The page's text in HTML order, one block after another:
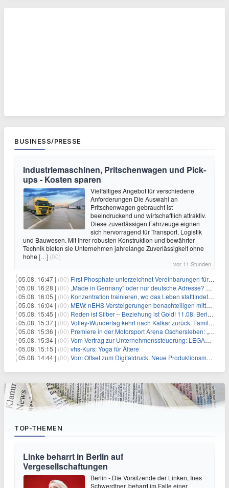
BUSINESS/PRESSE
Industriemaschinen, Pritschenwagen und Pick-
ups - Kosten sparen
Vielfältiges Angebot für verschiedene
Anforderungen Die Auswahl an
Pritschenwagen gebraucht ist
beeindruckend und wirtschaftlich attraktiv.
Diese zuverlässigen Fahrzeuge eignen
sich hervorragend für Transport, Logistik
und Bauwesen. Mit ihrer robusten Konstruktion und bewährter
Technik bieten sie Unternehmen jahrelange Zuverlässigkeit ohne
hohe […] (00)
vor 11 Stunden
05.08. 16:47 | (00) First Phosphate unterzeichnet Vereinbarungen für nicht zu refundierende Zuwendungen in Höhe von 4,84 Mio. $ von der kanadischen Regierung für Straßeninfrastruktur und Stromübertragungsleitungen
05.08. 16:28 | (00) „Made in Germany“ oder nur deutsche Adresse? So erkennen Sie, wo Ihre Leiterplatten wirklich gefertigt werden
05.08. 16:05 | (00) Konzentration trainieren, wo das Leben stattfindet: Mobile EEG-Technologie bringt Neurofeedback in den Alltag
05.08. 16:04 | (00) MEW: nEHS-Versteigerungen benachteiligen mittelständische Unternehmen
05.08. 15:45 | (00) Reden ist Silber – Beziehung ist Gold! 11.08. Berlin – 18:30 Uhr
05.08. 15:37 | (00) Volley-Wundertag kehrt nach Kalkar zurück: Familien-Event verbindet Sport und Freizeitpark-Erlebnis
05.08. 15:36 | (00) Premiere in der Motorsport Arena Oschersleben: „Tage des Donners – die Börde bebt“ feiert ostdeutsche Fahrzeugkultur
05.08. 15:34 | (00) Vom Vertrag zur Unternehmenssteuerung: LEGANTA® stellt neues NIS2-Scoremodell für die Bewertung kritischer Verträge vor
05.08. 15:15 | (00) vhs-Kurs: Yoga für Ältere
05.08. 14:44 | (00) Vom Offset zum Digitaldruck: Neue Produktionsmodelle für eine Branche im Wandel
TOP-THEMEN
Linke beharrt in Berlin auf
Vergesellschaftungen
Berlin - Die Vorsitzende der Linken, Ines
Schwerdtner, beharrt im Falle einer